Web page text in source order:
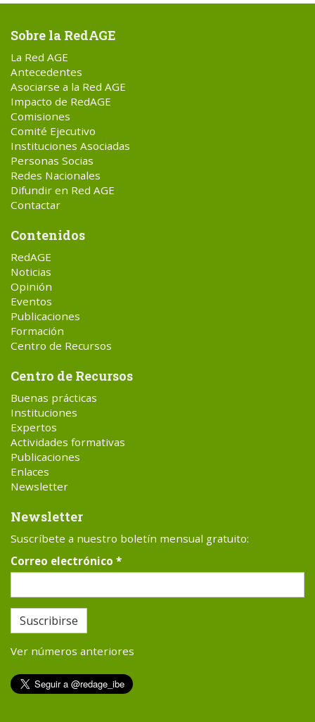
Sobre la RedAGE
La Red AGE
Antecedentes
Asociarse a la Red AGE
Impacto de RedAGE
Comisiones
Comité Ejecutivo
Instituciones Asociadas
Personas Socias
Redes Nacionales
Difundir en Red AGE
Contactar
Contenidos
RedAGE
Noticias
Opinión
Eventos
Publicaciones
Formación
Centro de Recursos
Centro de Recursos
Buenas prácticas
Instituciones
Expertos
Actividades formativas
Publicaciones
Enlaces
Newsletter
Newsletter
Suscríbete a nuestro boletín mensual gratuito:
Correo electrónico *
Suscribirse
Ver números anteriores